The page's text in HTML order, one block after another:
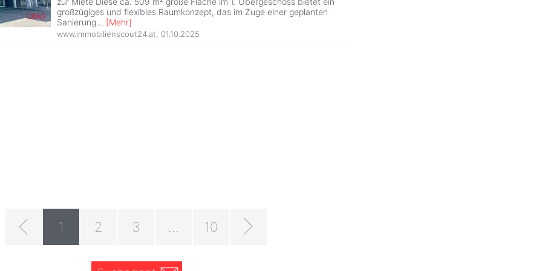
großzügiges und flexibles Raumkonzept, das im Zuge einer geplanten
Sanierung... [Mehr]
www.immobilienscout24.at 01.10.2025
1 2 3 10